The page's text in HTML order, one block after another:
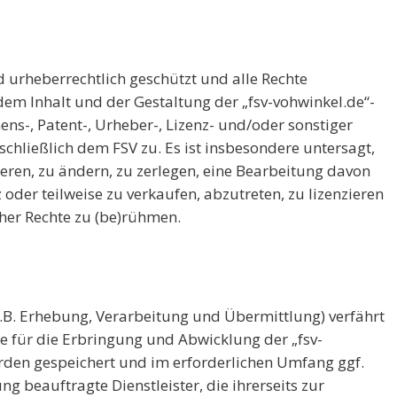
urheberrechtlich geschützt und alle Rechte
Inhalt und der Gestaltung der „fsv-vohwinkel.de“-
, Patent-, Urheber-, Lizenz- und/oder sonstiger
dem FSV zu. Es ist insbesondere untersagt,
zu ändern, zu zerlegen, eine Bearbeitung davon
teilweise zu verkaufen, abzutreten, zu lizenzieren
Rechte zu (be)rühmen.
Erhebung, Verarbeitung und Übermittlung) verfährt
für die Erbringung und Abwicklung der „fsv-
gespeichert und im erforderlichen Umfang ggf.
beauftragte Dienstleister, die ihrerseits zur